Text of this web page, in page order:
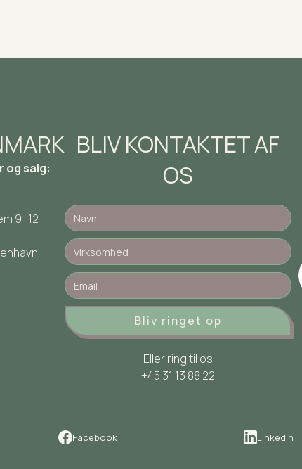
og salg:
9–12
BLIV KONTAKTET AF
OS
Eller ring til os
+45 31 13 88 22
Facebook Linkedin